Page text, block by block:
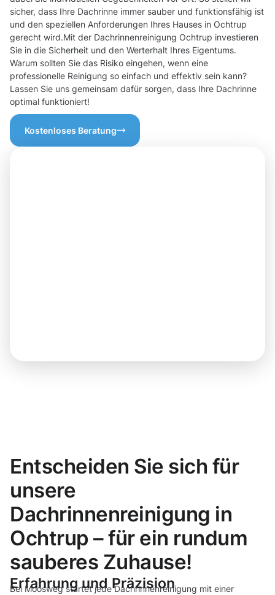
sicher, dass Ihre Dachrinne immer sauber und funktionsfähig ist
und den speziellen Anforderungen Ihres Hauses in Ochtrup
gerecht wird.Mit der Dachrinnenreinigung Ochtrup investieren
Sie in die Sicherheit und den Werterhalt Ihres Eigentums.
Warum sollten Sie das Risiko eingehen, wenn eine
professionelle Reinigung so einfach und effektiv sein kann?
Lassen Sie uns gemeinsam dafür sorgen, dass Ihre Dachrinne
optimal funktioniert!
Kostenloses Beratung
Entscheiden Sie sich für
unsere
Dachrinnenreinigung in
Ochtrup – für ein rundum
sauberes Zuhause!
Erfahrung und Präzision
Bei Moosweg startet jede Dachrinnenreinigung mit einer